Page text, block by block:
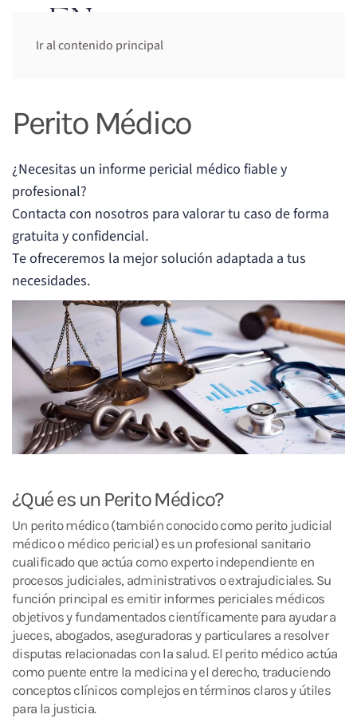
Ir al contenido principal
Perito Médico
¿Necesitas un informe pericial médico fiable y
profesional?
Contacta con nosotros para valorar tu caso de forma
gratuita y confidencial.
Te ofreceremos la mejor solución adaptada a tus
necesidades.
¿Qué es un Perito Médico?
Un perito médico (también conocido como perito judicial
médico o médico pericial) es un profesional sanitario
cualificado que actúa como experto independiente en
procesos judiciales, administrativos o extrajudiciales. Su
función principal es emitir informes periciales médicos
objetivos y fundamentados científicamente para ayudar a
jueces, abogados, aseguradoras y particulares a resolver
disputas relacionadas con la salud. El perito médico actúa
como puente entre la medicina y el derecho, traduciendo
conceptos clínicos complejos en términos claros y útiles
para la justicia.